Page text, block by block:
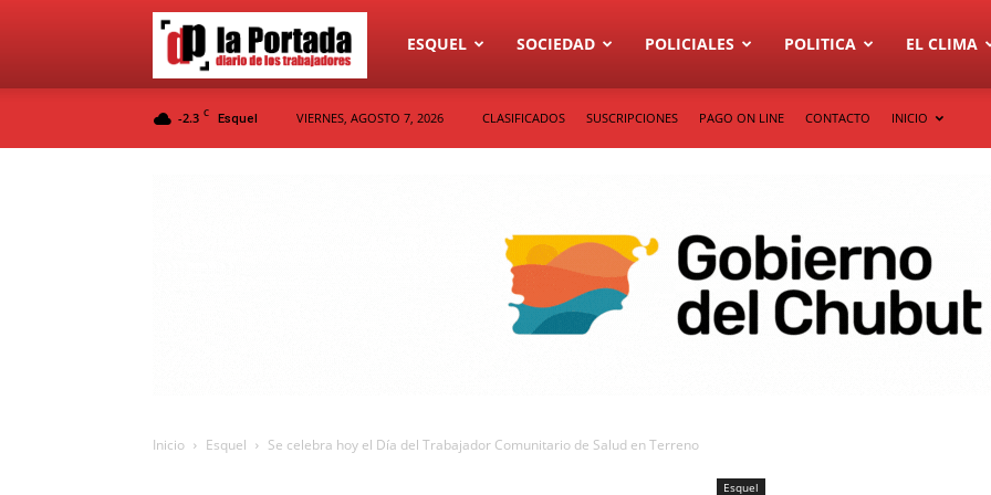
Diario
ESQUEL SOCIEDAD POLICIALES POLITICA EL CLIMA
-2.3 C Esquel VIERNES, AGOSTO 7, 2026 CLASIFICADOS SUSCRIPCIONES PAGO ON LINE CONTACTO INICIO
Inicio Esquel Se celebra hoy el Día del Trabajador Comunitario de Salud en Terreno
Esquel